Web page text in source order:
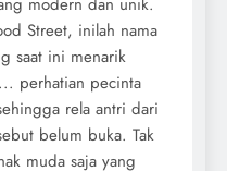
Street, inilah nama
saat ini menarik
perhatian pecinta
rela antri dari
belum buka. Tak
muda saja yang